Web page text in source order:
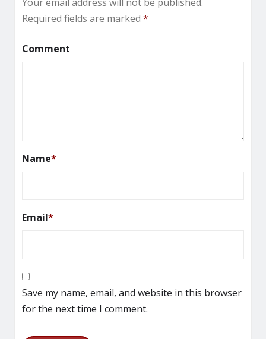
Required fields are marked *
Comment
Name*
Email*
Save my name, email, and website in this browser
for the next time I comment.